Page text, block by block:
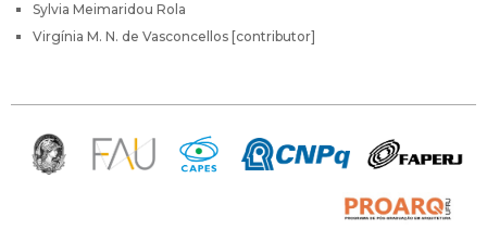
Sylvia Meimaridou Rola
Virgínia M. N. de Vasconcellos [contributor]